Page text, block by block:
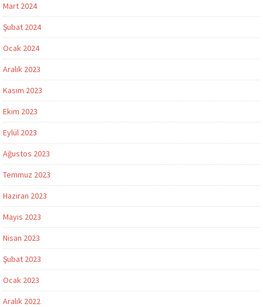
Mart 2024
Şubat 2024
Ocak 2024
Aralık 2023
Kasım 2023
Ekim 2023
Eylül 2023
Ağustos 2023
Temmuz 2023
Haziran 2023
Mayıs 2023
Nisan 2023
Şubat 2023
Ocak 2023
Aralık 2022